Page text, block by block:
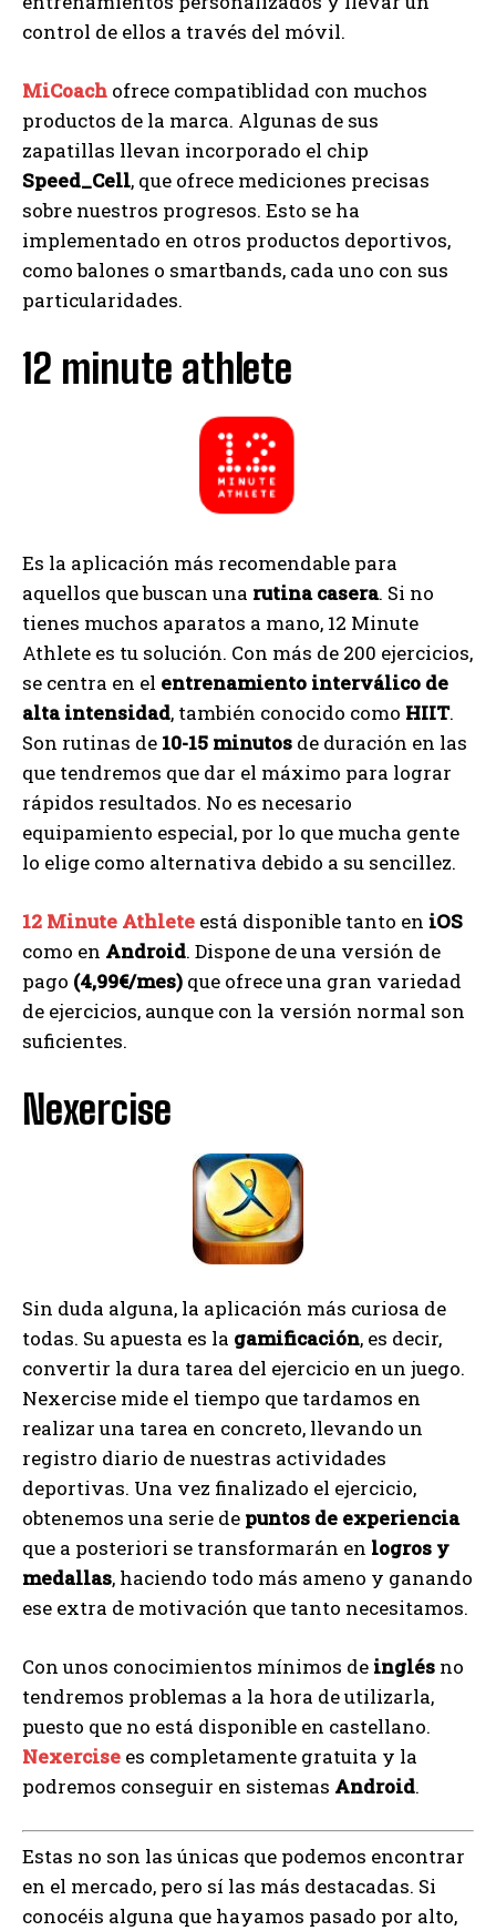
control de ellos a través del móvil.
MiCoach ofrece compatiblidad con muchos
productos de la marca. Algunas de sus
zapatillas llevan incorporado el chip
Speed_Cell, que ofrece mediciones precisas
sobre nuestros progresos. Esto se ha
implementado en otros productos deportivos,
como balones o smartbands, cada uno con sus
particularidades.
12 minute athlete
Es la aplicación más recomendable para
aquellos que buscan una rutina casera. Si no
tienes muchos aparatos a mano, 12 Minute
Athlete es tu solución. Con más de 200 ejercicios,
se centra en el entrenamiento interválico de
alta intensidad, también conocido como HIIT.
Son rutinas de 10-15 minutos de duración en las
que tendremos que dar el máximo para lograr
rápidos resultados. No es necesario
equipamiento especial, por lo que mucha gente
lo elige como alternativa debido a su sencillez.
12 Minute Athlete está disponible tanto en iOS
como en Android. Dispone de una versión de
pago (4,99€/mes) que ofrece una gran variedad
de ejercicios, aunque con la versión normal son
suficientes.
Nexercise
Sin duda alguna, la aplicación más curiosa de
todas. Su apuesta es la gamificación, es decir,
convertir la dura tarea del ejercicio en un juego.
Nexercise mide el tiempo que tardamos en
realizar una tarea en concreto, llevando un
registro diario de nuestras actividades
deportivas. Una vez finalizado el ejercicio,
obtenemos una serie de puntos de experiencia
que a posteriori se transformarán en logros y
medallas, haciendo todo más ameno y ganando
ese extra de motivación que tanto necesitamos.
Con unos conocimientos mínimos de inglés no
tendremos problemas a la hora de utilizarla,
puesto que no está disponible en castellano.
Nexercise es completamente gratuita y la
podremos conseguir en sistemas Android.
Estas no son las únicas que podemos encontrar
en el mercado, pero sí las más destacadas. Si
conocéis alguna que hayamos pasado por alto,